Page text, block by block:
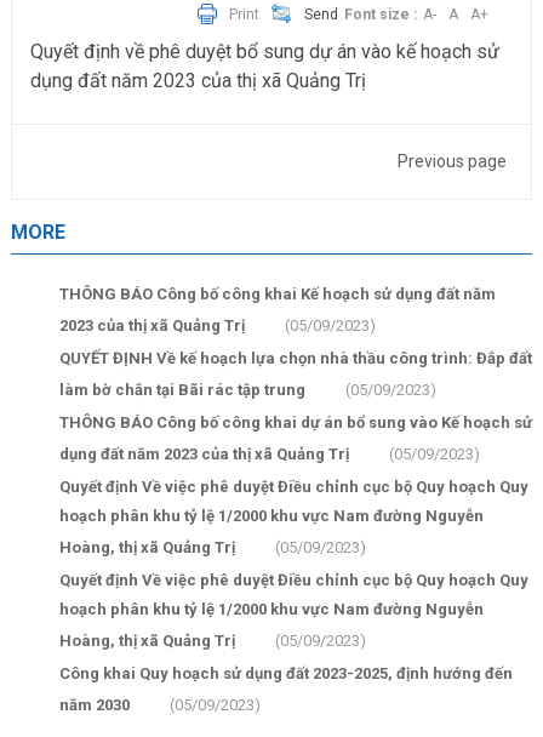
Print
Send Font size : A- A A+
Quyết định về phê duyệt bổ sung dự án vào kế hoạch sử
dụng đất năm 2023 của thị xã Quảng Trị
Previous page
MORE
THÔNG BÁO Công bố công khai Kế hoạch sử dụng đất năm
2023 của thị xã Quảng Trị
(05/09/2023)
QUYẾT ĐỊNH Về kế hoạch lựa chọn nhà thầu công trình: Đắp đất
làm bờ chắn tại Bãi rác tập trung
(05/09/2023)
THÔNG BÁO Công bố công khai dự án bổ sung vào Kế hoạch sử
dụng đất năm 2023 của thị xã Quảng Trị
(05/09/2023)
Quyết định Về việc phê duyệt Điều chỉnh cục bộ Quy hoạch Quy
hoạch phân khu tỷ lệ 1/2000 khu vực Nam đường Nguyễn
Hoàng, thị xã Quảng Trị
(05/09/2023)
Quyết định Về việc phê duyệt Điều chỉnh cục bộ Quy hoạch Quy
hoạch phân khu tỷ lệ 1/2000 khu vực Nam đường Nguyễn
Hoàng, thị xã Quảng Trị
(05/09/2023)
Công khai Quy hoạch sử dụng đất 2023-2025, định hướng đến
năm 2030
(05/09/2023)